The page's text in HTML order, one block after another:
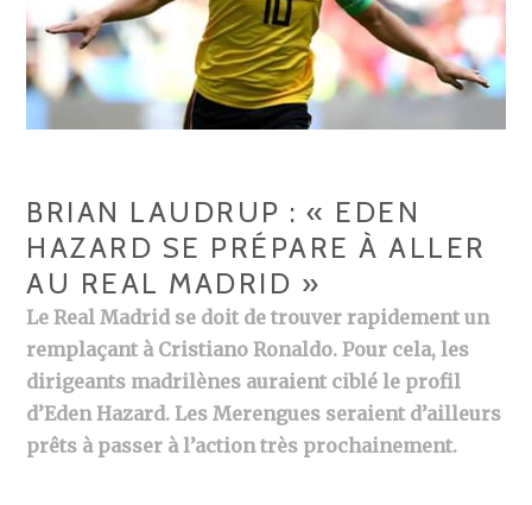
BRIAN LAUDRUP : « EDEN
HAZARD SE PRÉPARE À ALLER
AU REAL MADRID »
Le Real Madrid se doit de trouver rapidement un
remplaçant à Cristiano Ronaldo. Pour cela, les
dirigeants madrilènes auraient ciblé le profil
d’Eden Hazard. Les Merengues seraient d’ailleurs
prêts à passer à l’action très prochainement.